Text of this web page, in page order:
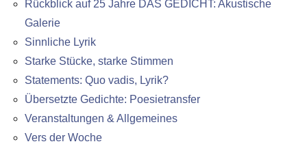
Rückblick auf 25 Jahre DAS GEDICHT: Akustische
Galerie
Sinnliche Lyrik
Starke Stücke, starke Stimmen
Statements: Quo vadis, Lyrik?
Übersetzte Gedichte: Poesietransfer
Veranstaltungen & Allgemeines
Vers der Woche